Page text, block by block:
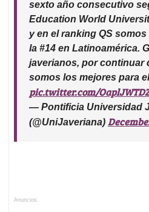
sexto año consecutivo
Education World
y en el ranking QS somos
la #14 en Latinoamérica.
javerianos, por continuar
somos los mejores para
pic.twitter.com/
— Pontificia Universidad
(@UniJaveriana)
Anuncios.